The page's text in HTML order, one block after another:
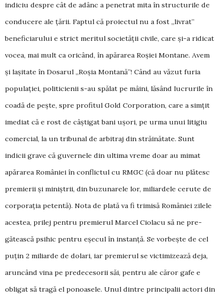
indiciu despre cât de adânc a penetrat mita în structurile de
conducere ale țării. Faptul că pro­iec­tul nu a fost „livrat”
beneficiarului e strict me­ritul societății civile, care și-a ridicat
vocea, mai mult ca oricând, în apărarea Roșiei Montane. Avem
și lașitate în Dosarul „Roșia Montană”! Când au văzut furia
popu­lației, politicienii s-au spălat pe mâini, lăsând lucrurile în
coadă de pește, spre profitul Gold Corporation, care a simțit
imediat că e rost de câștigat bani ușori, pe urma unui litigiu
comercial, la un tribunal de ar­bitraj din străi­nă­tate. Sunt
indicii grave că guvernele din ultima vre­me doar au mimat
apă­rarea României în conflictul cu RMGC (că doar nu plătesc
pre­mierii și miniștrii, din buzunarele lor, miliar­dele cerute de
corporația petentă). Nota de plată va fi trimisă României zilele
acestea, prilej pentru premierul Mar­cel Ciolacu să ne pre­
gătească psihic pentru eșe­cul în instanță. Se vorbește de cel
puțin 2 miliar­de de dolari, iar premierul se victimizează deja,
aruncând vina pe predecesorii săi, pentru ale căror gafe e
obligat să tragă el ponoasele. Unul dintre principalii actori din